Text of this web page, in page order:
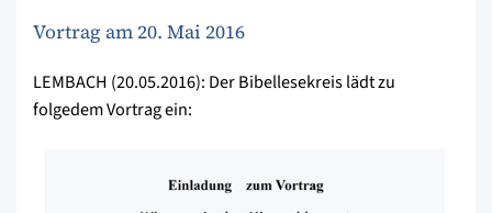
Vortrag am 20. Mai 2016
LEMBACH (20.05.2016): Der Bibellesekreis lädt zu
folgedem Vortrag ein: